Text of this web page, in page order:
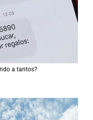
a tantos?